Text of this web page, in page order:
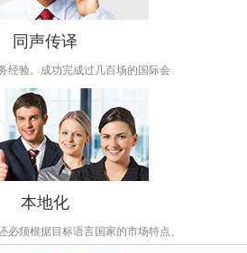
同声传译
经验。成功完成过几百场的国际会
本地化
必须根据目标语言国家的市场特点、